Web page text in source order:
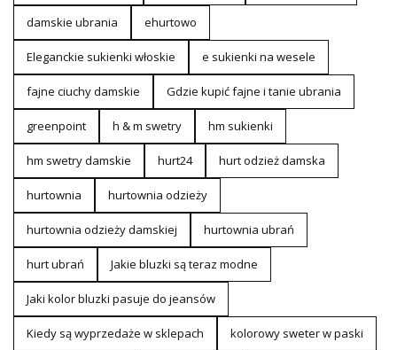
damskie ubrania ehurtowo
Eleganckie sukienki włoskie e sukienki na wesele
fajne ciuchy damskie Gdzie kupić fajne i tanie ubrania
greenpoint h & m swetry hm sukienki
hm swetry damskie hurt24 hurt odzież damska
hurtownia hurtownia odzieży
hurtownia odzieży damskiej hurtownia ubrań
hurt ubrań Jakie bluzki są teraz modne
Jaki kolor bluzki pasuje do jeansów
Kiedy są wyprzedaże w sklepach kolorowy sweter w paski